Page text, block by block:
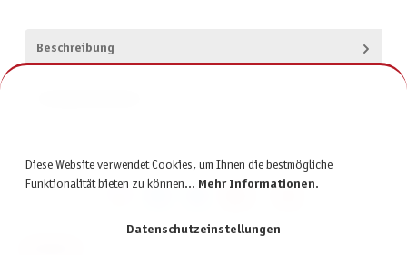
Beschreibung
Diese Website verwendet Cookies, um Ihnen die bestmögliche
Funktionalität bieten zu können... Mehr Informationen.
Datenschutzeinstellungen